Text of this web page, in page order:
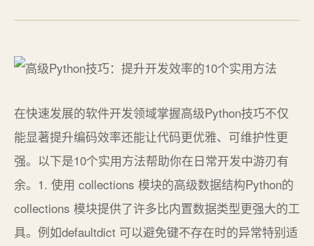
在快速发展的软件开发领域掌握高级Python技巧不仅
能显著提升编码效率还能让代码更优雅、可维护性更
强。以下是10个实用方法帮助你在日常开发中游刃有
余。1. 使用 collections 模块的高级数据结构Python的
collections 模块提供了许多比内置数据类型更强大的工
具。例如defaultdict 可以避免键不存在时的异常特别适